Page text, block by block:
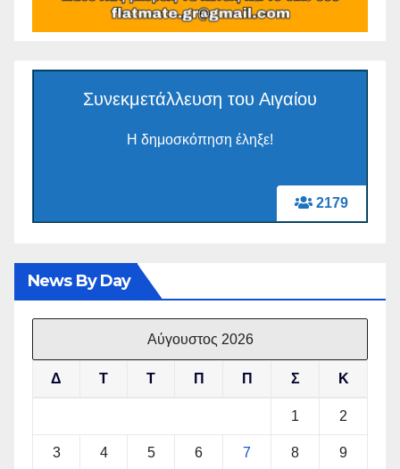
2179
Συνεκμετάλλευση του Αιγαίου
Η δημοσκόπηση έληξε!
News By Day
Αύγουστος 2026
Δ Τ Τ Π Π Σ Κ
1 2
3 4 5 6 7 8 9